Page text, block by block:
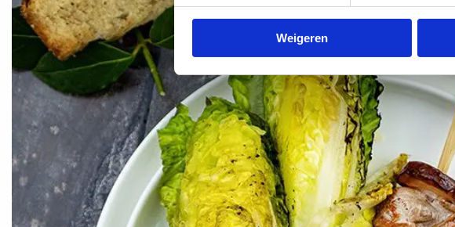
Weigeren